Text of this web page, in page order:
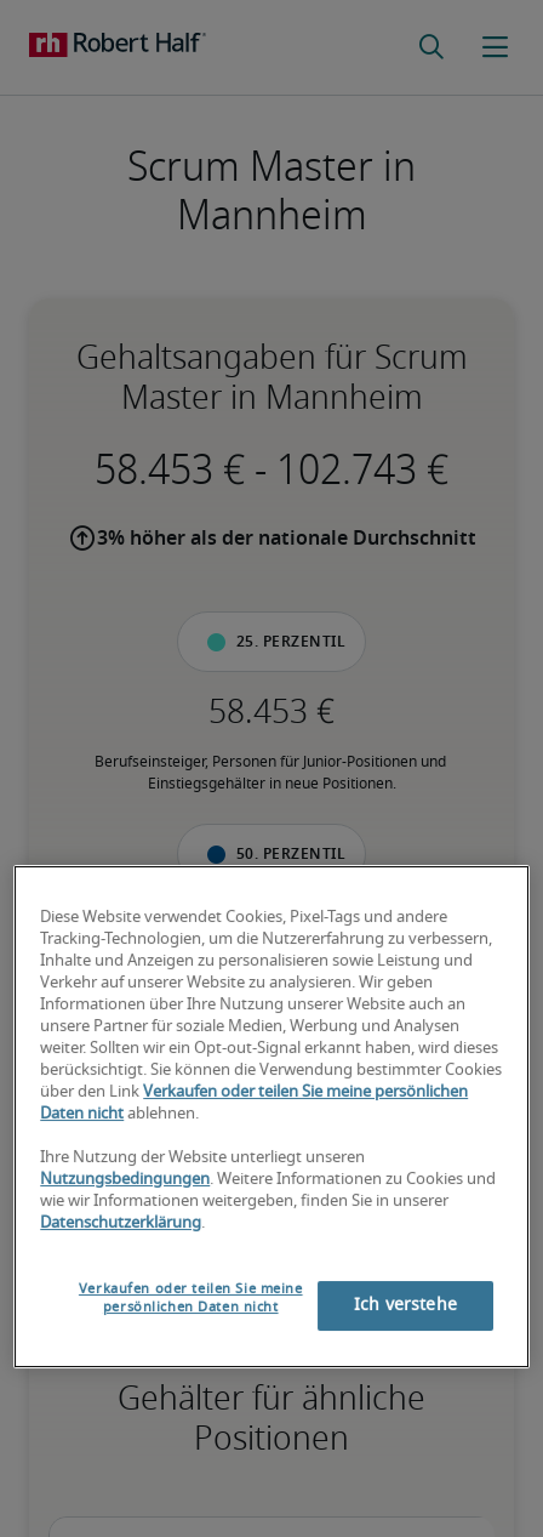
Scrum Master in
Mannheim
Gehaltsangaben für Scrum
Master in Mannheim
-
3% höher als der nationale Durchschnitt
25. Perzentil
Berufseinsteiger, Personen für Junior-Positionen und
Einstiegsgehälter in neue Positionen.
50. Perzentil
Personen mit fundierter Berufserfahrung in der jeweiligen
Position, und verfügen über den Großteil der geforderten
Fähigkeiten.
75. Perzentil
Überdurchschnittlich qualifiziert mit raren Fähigkeiten und/oder
langer Berufserfahrung in einer Position.
Gehälter für ähnliche
Positionen
Diese Website verwendet Cookies, Pixel-Tags und andere
Tracking-Technologien, um die Nutzererfahrung zu verbessern,
Inhalte und Anzeigen zu personalisieren sowie Leistung und
Verkehr auf unserer Website zu analysieren. Wir geben
Informationen über Ihre Nutzung unserer Website auch an
unsere Partner für soziale Medien, Werbung und Analysen
weiter. Sollten wir ein Opt-out-Signal erkannt haben, wird dieses
berücksichtigt. Sie können die Verwendung bestimmter Cookies
über den LinkVerkaufen oder teilen Sie meine persönlichen
Daten nicht ablehnen.
Ihre Nutzung der Website unterliegt unseren
Nutzungsbedingungen. Weitere Informationen zu Cookies und
wie wir Informationen weitergeben, finden Sie in unserer
Datenschutzerklärung.
Verkaufen oder teilen Sie meine
persönlichen Daten nicht
Ich verstehe